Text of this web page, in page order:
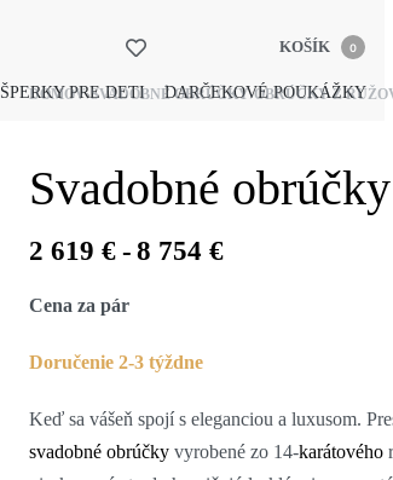
KOŠÍK 0
ŠPERKY PRE DETI DARČEKOVÉ POUKÁŽKY
DOMOV›SVADOBNÉ OBRÚČKY›OBRÚČKY Z
Svadobné
2 619 € 8 754€
Cena za pár
Doručenie 2-3 týždne
Keď sa vášeň spojí s eleganciou a luxusom.
svadobné obrúčky vyrobené zo 14-karátového